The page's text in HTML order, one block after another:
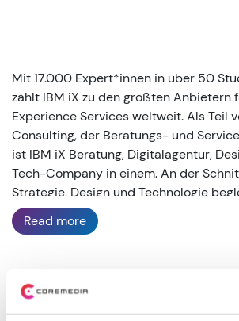
Mit 17.000 Expert*innen in über 50
zählt IBM iX zu den größten Anbietern
Experience Services weltweit. Als Teil
Consulting, der Beratungs- und
ist IBM iX Beratung, Digitalagentur,
Tech-Company in einem. An der
Strategie, Design und Technologie
Organisationen, Unternehmen und
digitalen Transformation. Im
Read more
DACH